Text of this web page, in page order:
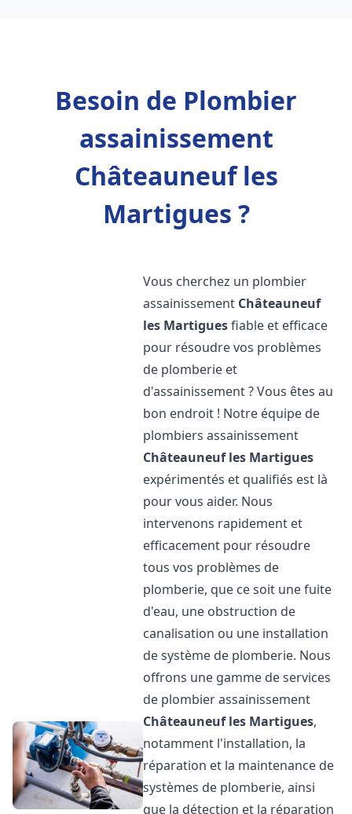
Besoin de Plombier
assainissement
Châteauneuf les
Martigues ?
Vous cherchez un plombier
assainissement Châteauneuf
les Martiguesfiable et efficace
pour résoudre vos problèmes
de plomberie et
d'assainissement ? Vous êtes au
bon endroit ! Notre équipe de
plombiers assainissement
Châteauneuf les Martigues
expérimentés et qualifiés est là
pour vous aider. Nous
intervenons rapidement et
efficacement pour résoudre
tous vos problèmes de
plomberie, que ce soit une fuite
d'eau, une obstruction de
canalisation ou une installation
de système de plomberie. Nous
offrons une gamme de services
de plombier assainissement
Châteauneuf les Martigues,
notamment l'installation, la
réparation et la maintenance de
systèmes de plomberie, ainsi
que la détection et la réparation